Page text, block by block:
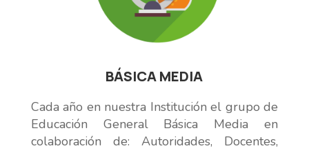
BÁSICA MEDIA
Cada año en nuestra Institución el grupo de
Educación General Básica Media en
colaboración de: Autoridades, Docentes,